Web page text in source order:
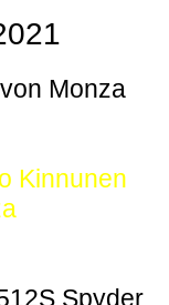
Monza
Kinnunen
Spyder